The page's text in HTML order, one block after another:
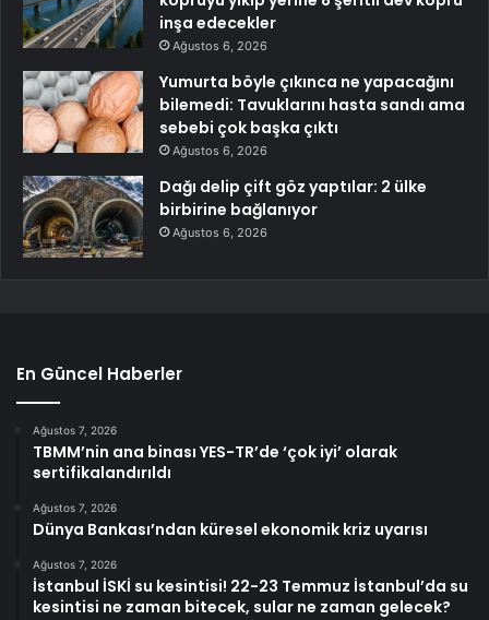
inşa edecekler
Ağustos 6, 2026
Yumurta böyle çıkınca ne yapacağını
bilemedi: Tavuklarını hasta sandı ama
sebebi çok başka çıktı
Ağustos 6, 2026
Dağı delip çift göz yaptılar: 2 ülke
birbirine bağlanıyor
Ağustos 6, 2026
En Güncel Haberler
Ağustos 7, 2026
TBMM’nin ana binası YES-TR’de ‘çok iyi’ olarak
sertifikalandırıldı
Ağustos 7, 2026
Dünya Bankası’ndan küresel ekonomik kriz uyarısı
Ağustos 7, 2026
İstanbul İSKİ su kesintisi! 22-23 Temmuz İstanbul’da su
kesintisi ne zaman bitecek, sular ne zaman gelecek?